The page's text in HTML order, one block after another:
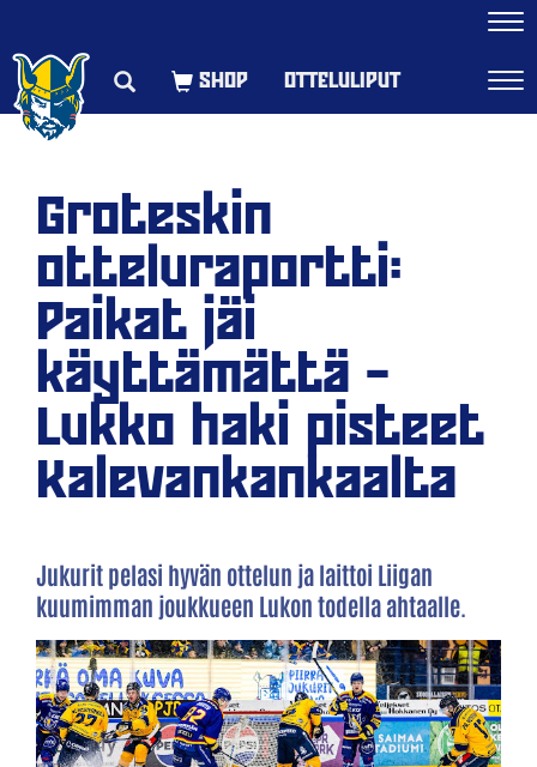
OTTELULIPUT
Groteskin
otteluraportti:
Paikat jäi
käyttämättä –
Lukko haki pisteet
Kalevankankaalta
Jukurit pelasi hyvän ottelun ja laittoi Liigan
kuumimman joukkueen Lukon todella ahtaalle.